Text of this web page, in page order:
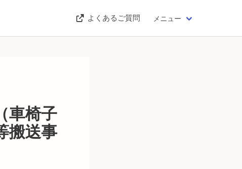
よくあるご質問 メニュー
車椅子
搬送事